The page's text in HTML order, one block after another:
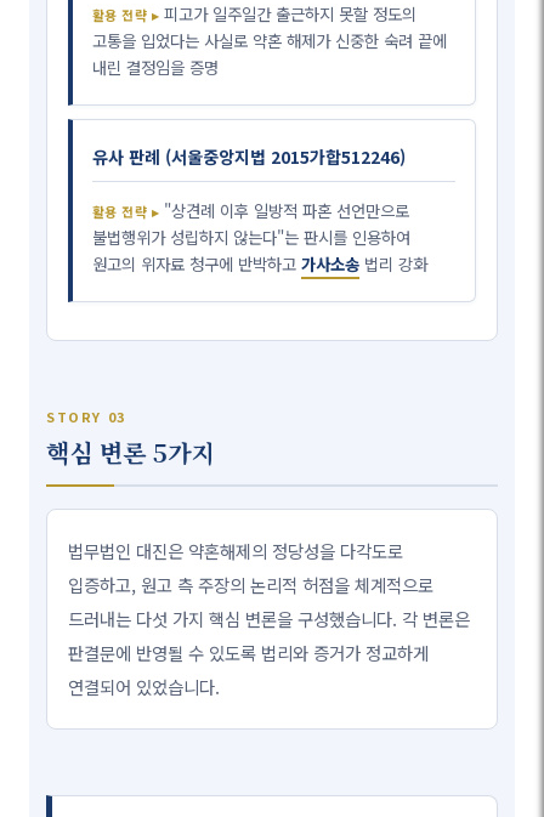
피고가 일주일간 출근하지 못할 정도의
고통을 입었다는 사실로 약혼 해제가 신중한 숙려 끝에
내린 결정임을 증명
유사 판례 (서울중앙지법 2015가합512246)
"상견례 이후 일방적 파혼 선언만으로
불법행위가 성립하지 않는다"는 판시를 인용하여
원고의 위자료 청구에 반박하고가사소송 법리 강화
STORY 03
핵심 변론 5가지
법무법인 대진은 약혼해제의 정당성을 다각도로
입증하고, 원고 측 주장의 논리적 허점을 체계적으로
드러내는 다섯 가지 핵심 변론을 구성했습니다. 각 변론은
판결문에 반영될 수 있도록 법리와 증거가 정교하게
연결되어 있었습니다.